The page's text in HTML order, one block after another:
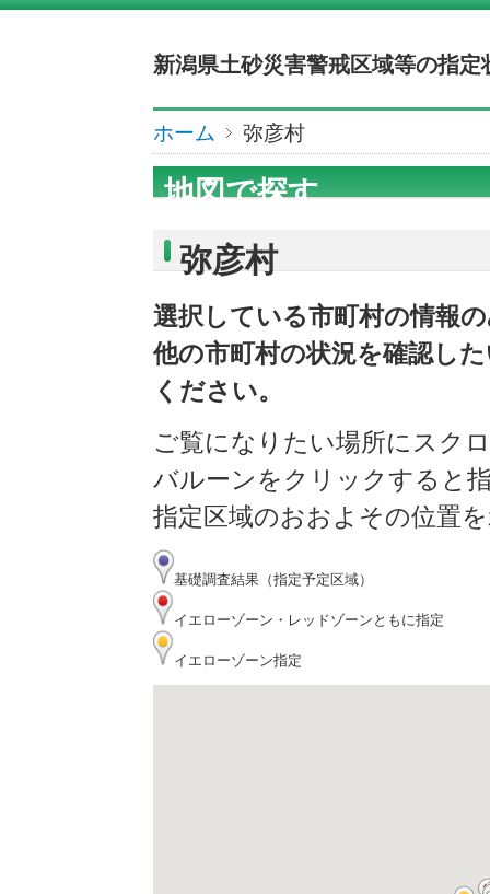
新潟県土砂災害警戒区域等の指
ホーム 弥彦村
地図で探す
弥彦村
選択している市町村の情報
他の市町村の状況を確認し
ください。
ご覧になりたい場所にスク
バルーンをクリックすると
指定区域のおおよその位置
基礎調査結果（指定予定区域）
イエローゾーン・レッドゾーンともに指定
イエローゾーン指定